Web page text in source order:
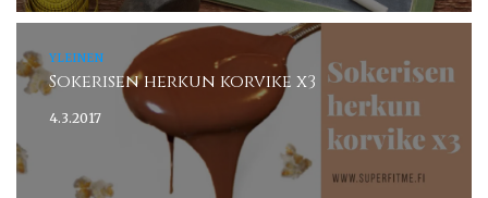
YLEINEN
Sokerisen herkun korvike x3
4.3.2017